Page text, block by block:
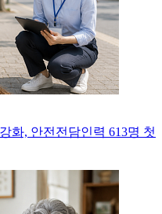
화, 안전전담인력 613명 첫